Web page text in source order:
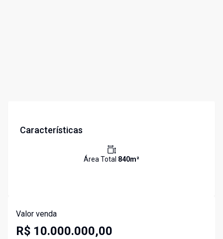
Características
Área Total 840m²
Valor venda
R$ 10.000.000,00